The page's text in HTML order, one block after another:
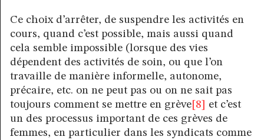
Ce choix d’arrêter, de suspendre les activités en
cours, quand c’est possible, mais aussi quand
cela semble impossible (lorsque des vies
dépendent des activités de soin, ou que l’on
travaille de manière informelle, autonome,
précaire, etc. on ne peut pas ou on ne sait pas
toujours comment se mettre en grève [8]
et c’est
un des processus important de ces grèves de
femmes, en particulier dans les syndicats comme